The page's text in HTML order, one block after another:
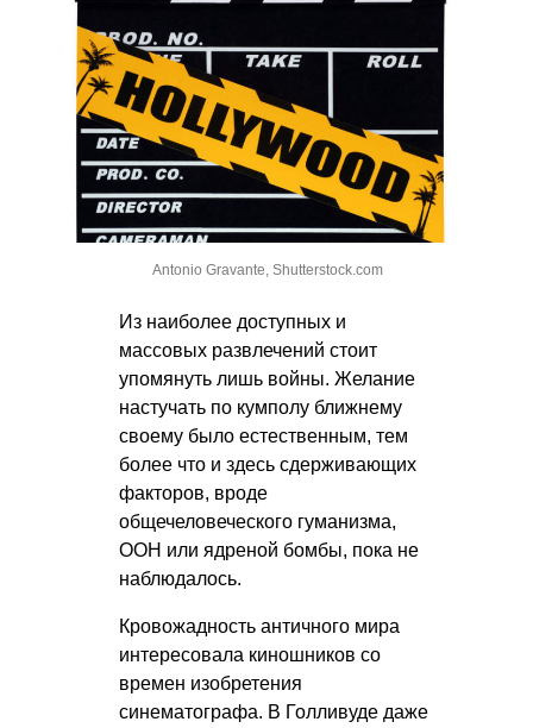
Antonio Gravante, Shutterstock.com
Из наиболее доступных и
массовых развлечений стоит
упомянуть лишь войны. Желание
настучать по кумполу ближнему
своему было естественным, тем
более что и здесь сдерживающих
факторов, вроде
общечеловеческого гуманизма,
ООН или ядреной бомбы, пока не
наблюдалось.
Кровожадность античного мира
интересовала киношников со
времен изобретения
синематографа. В Голливуде даже